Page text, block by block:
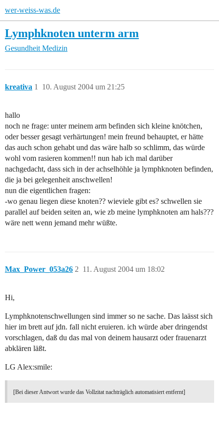
wer-weiss-was.de
Lymphknoten unterm arm
Gesundheit Medizin
kreativa 10. August 2004 um 21:25
1
hallo
noch ne frage: unter meinem arm befinden sich kleine knötchen,
oder besser gesagt verhärtungen! mein freund behauptet, er hätte
das auch schon gehabt und das wäre halb so schlimm, das würde
wohl vom rasieren kommen!! nun hab ich mal darüber
nachgedacht, dass sich in der achselhöhle ja lymphknoten befinden,
die ja bei gelegenheit anschwellen!
nun die eigentlichen fragen:
-wo genau liegen diese knoten?? wieviele gibt es? schwellen sie
parallel auf beiden seiten an, wie zb meine lymphknoten am hals???
wäre nett wenn jemand mehr wüßte.
Max_Power_053a26 11. August 2004 um 18:02
2
Hi,
Lymphknotenschwellungen sind immer so ne sache. Das laässt sich
hier im brett auf jdn. fall nicht eruieren. ich würde aber dringendst
vorschlagen, daß du das mal von deinem hausarzt oder frauenarzt
abklären läßt.
LG Alex:smile:
[Bei dieser Antwort wurde das Vollzitat nachträglich automatisiert entfernt]